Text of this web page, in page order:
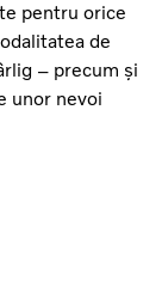
pentru orice
de
– precum și
unor nevoi